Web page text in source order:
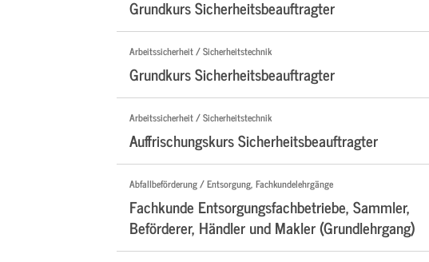
Grundkurs Sicherheitsbeauftragter
Arbeitssicherheit / Sicherheitstechnik
Grundkurs Sicherheitsbeauftragter
Arbeitssicherheit / Sicherheitstechnik
Auffrischungskurs Sicherheitsbeauftragter
Abfallbeförderung / Entsorgung, Fachkundelehrgänge
Fachkunde Entsorgungsfachbetriebe, Sammler,
Beförderer, Händler und Makler (Grundlehrgang)